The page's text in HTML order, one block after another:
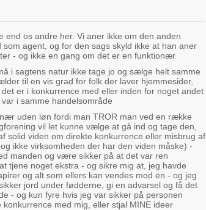
end os andre her. Vi aner ikke om den anden
agent, og for den sags skyld ikke at han aner
- og ikke en gang om det er en funktionær
i sagtens natur ikke tage jo og sælge helt samme
til en vis grad for folk der laver hjemmesider,
er i konkurrence med eller inden for noget andet
i samme handelsområde
uden løn fordi man TROR man ved en række
vil let kunne vælge at gå ind og tage den,
solid viden om direkte konkurrence eller misbrug af
ikke virksomheden der har den viden måske) -
manden og være sikker på at det var ren
tjene noget ekstra - og sikre mig at, jeg havde
og alt som ellers kan vendes mod en - og jeg
jord under fødderne, gi en advarsel og få det
- og kun fyre hvis jeg var sikker på personen
med mig, eller stjal MINE ideer